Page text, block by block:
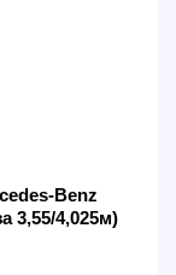
Benz
3,55/4,025м)